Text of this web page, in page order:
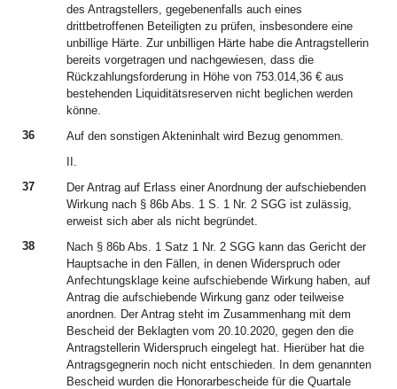
des Antragstellers, gegebenenfalls auch eines
drittbetroffenen Beteiligten zu prüfen, insbesondere eine
unbillige Härte. Zur unbilligen Härte habe die Antragstellerin
bereits vorgetragen und nachgewiesen, dass die
Rückzahlungsforderung in Höhe von 753.014,36 € aus
bestehenden Liquiditätsreserven nicht beglichen werden
könne.
36
Auf den sonstigen Akteninhalt wird Bezug genommen.
II.
37
Der Antrag auf Erlass einer Anordnung der aufschiebenden
Wirkung nach § 86b Abs. 1 S. 1 Nr. 2 SGG ist zulässig,
erweist sich aber als nicht begründet.
38
Nach § 86b Abs. 1 Satz 1 Nr. 2 SGG kann das Gericht der
Hauptsache in den Fällen, in denen Widerspruch oder
Anfechtungsklage keine aufschiebende Wirkung haben, auf
Antrag die aufschiebende Wirkung ganz oder teilweise
anordnen. Der Antrag steht im Zusammenhang mit dem
Bescheid der Beklagten vom 20.10.2020, gegen den die
Antragstellerin Widerspruch eingelegt hat. Hierüber hat die
Antragsgegnerin noch nicht entschieden. In dem genannten
Bescheid wurden die Honorarbescheide für die Quartale